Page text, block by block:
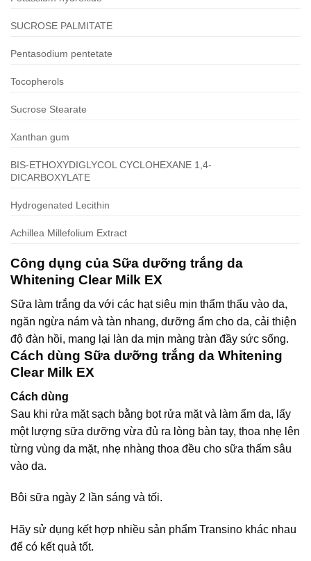
SUCROSE PALMITATE
Pentasodium pentetate
Tocopherols
Sucrose Stearate
Xanthan gum
BIS-ETHOXYDIGLYCOL CYCLOHEXANE 1,4-
DICARBOXYLATE
Hydrogenated Lecithin
Achillea Millefolium Extract
Công dụng của Sữa dưỡng trắng da
Whitening Clear Milk EX
Sữa làm trắng da với các hạt siêu mịn thẩm thấu vào da,
ngăn ngừa nám và tàn nhang, dưỡng ẩm cho da, cải thiện
độ đàn hồi, mang lại làn da mịn màng tràn đầy sức sống.
Cách dùng Sữa dưỡng trắng da Whitening
Clear Milk EX
Cách dùng
Sau khi rửa mặt sạch bằng bọt rửa mặt và làm ẩm da, lấy
một lượng sữa dưỡng vừa đủ ra lòng bàn tay, thoa nhẹ lên
từng vùng da mặt, nhẹ nhàng thoa đều cho sữa thấm sâu
vào da.
Bôi sữa ngày 2 lần sáng và tối.
Hãy sử dụng kết hợp nhiều sản phẩm Transino khác nhau
để có kết quả tốt.